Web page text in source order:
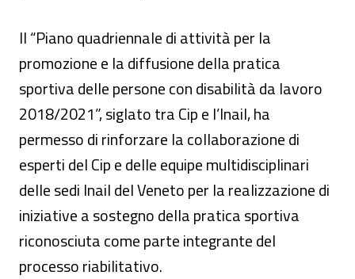
Il “Piano quadriennale di attività per la
promozione e la diffusione della pratica
sportiva delle persone con disabilità da lavoro
2018/2021”, siglato tra Cip e l’Inail, ha
permesso di rinforzare la collaborazione di
esperti del Cip e delle equipe multidisciplinari
delle sedi Inail del Veneto per la realizzazione di
iniziative a sostegno della pratica sportiva
riconosciuta come parte integrante del
processo riabilitativo.